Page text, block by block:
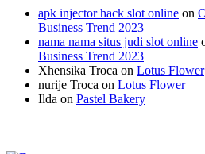
apk injector hack slot online on
Business Trend 2023
nama nama situs judi slot online
Business Trend 2023
Xhensika Troca on Lotus Flower
nurije Troca on Lotus Flower
Ilda on Pastel Bakery